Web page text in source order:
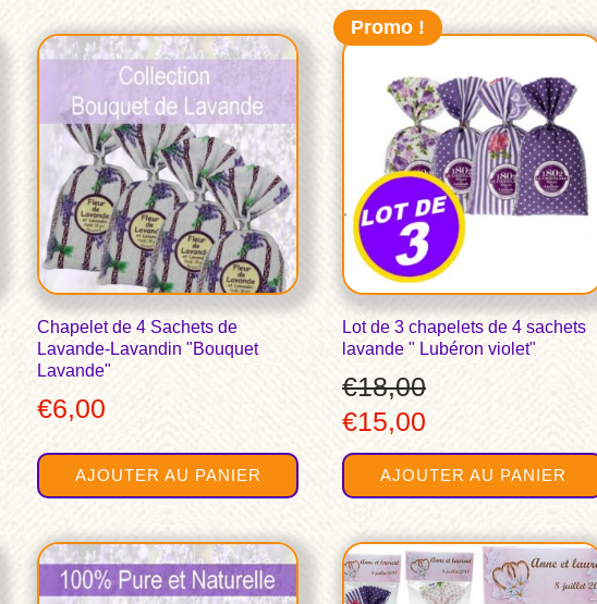
€30,00.
est :
€28,00.
Chapelet de 4 Sachets de
Lavande-Lavandin "Bouquet
Lavande"
€6,00
AJOUTER AU PANIER
Promo !
Lot de 3 chapelets de 4 sachets
lavande " Lubéron violet"
€18,00
Le
prix
initial
€18,00.
€15,00
prix
actuel
€15,00.
AJOUTER AU PANIER
Ce
produit